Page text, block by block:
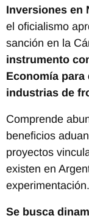
Inversiones en
el oficialismo
sanción en la
instrumento
Economía para
industrias de
Comprende
beneficios
proyectos
existen en
experimentación.
Se busca